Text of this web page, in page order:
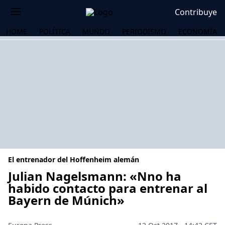
Contribuye
HOME POLÍTICA MUNDO PERIODISMO ECONOMÍA
El entrenador del Hoffenheim alemán
Julian Nagelsmann: «Nno ha
habido contacto para entrenar al
Bayern de Múnich»